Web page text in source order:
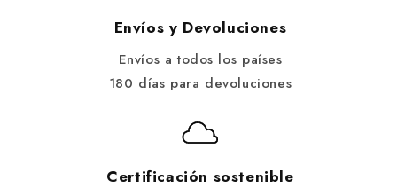
Envíos y Devoluciones
Envíos a todos los países
180 días para devoluciones
Certificación sostenible